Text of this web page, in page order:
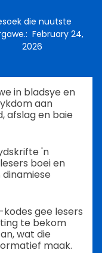
die nuutste
: February 24,
2026
in bladsye en
aan
afslag en baie
'n
boei en
gee lesers
te bekom
wat die
maak.